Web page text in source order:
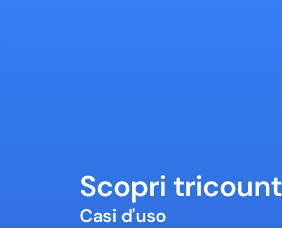
Scopri tricount
Casi d'uso